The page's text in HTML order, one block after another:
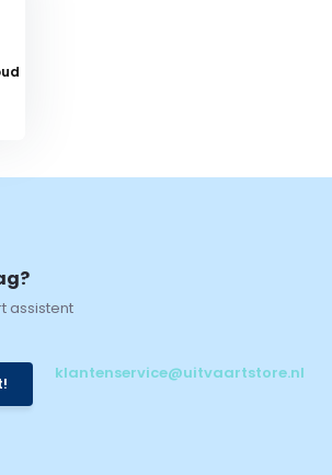
assistent
klantenservice@uitvaartstore.nl